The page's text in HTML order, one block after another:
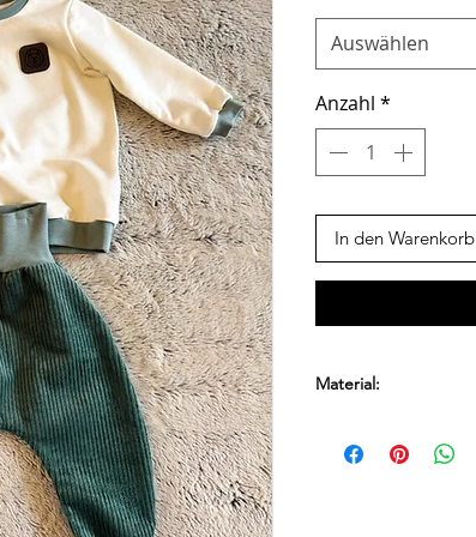
Auswählen
Anzahl *
In den Warenkorb
Material:
Pullover French